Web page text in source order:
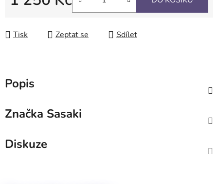
Tisk Zeptat se Sdílet
Popis
Značka Sasaki
Diskuze